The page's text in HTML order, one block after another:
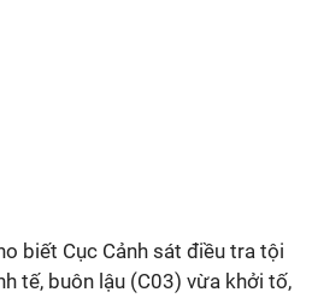
biết Cục Cảnh sát điều tra tội
tế, buôn lậu (C03) vừa khởi tố,